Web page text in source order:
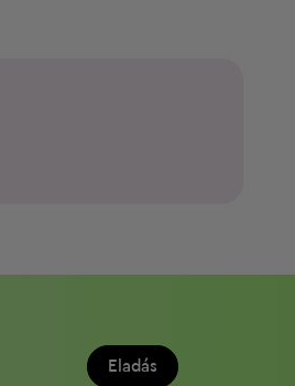
Eladás